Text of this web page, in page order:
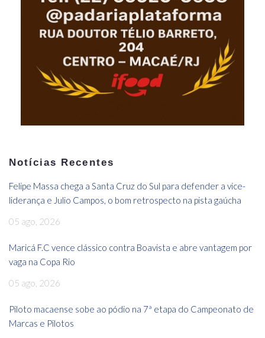
Notícias Recentes
Felipe Massa chega a Santa Cruz do Sul para defender a vice-
liderança e Julio Campos, o bom retrospecto na pista gaúcha
05 ago, 2026
Maricá F.C vence clássico contra Boavista e abre vantagem por
vaga na Copa Rio
05 ago, 2026
Piloto macaense sobe ao pódio na 7ª etapa do Campeonato de
Marcas e Pilotos